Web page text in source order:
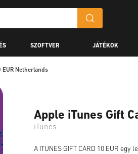
SZOFTVER JÁTÉKOK
EUR Netherlands
Apple iTunes Gift
iTunes
A ITUNES GIFT CARD 10 EUR